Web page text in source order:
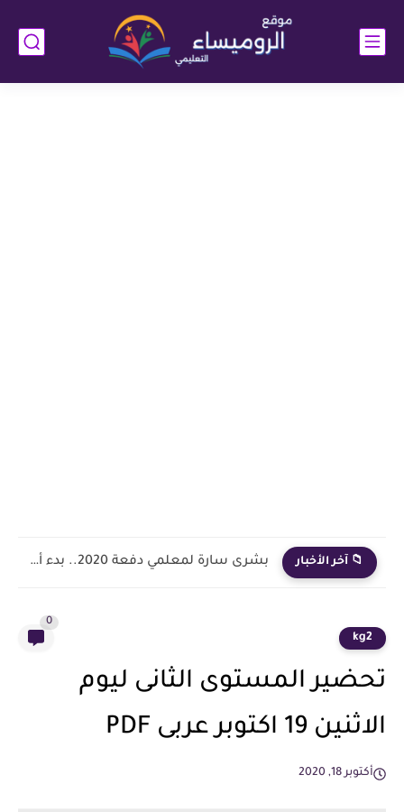
📁 آخر الأخبار بشرى سارة لمعلمي دفعة 2020.. بدء أول خطوة رسمية في...
kg2
0
تحضير المستوى الثانى ليوم
الاثنين 19 اكتوبر عربى PDF
أكتوبر 18, 2020